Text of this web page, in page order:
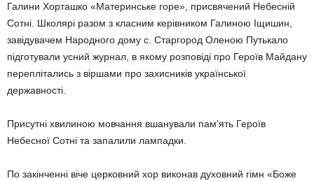
Галини Хорташко «Материнське горе», присвячений Небесній
Сотні. Школярі разом з класним керівником Галиною Іщишин,
завідувачем Народного дому с. Старгород Оленою Путькало
підготували усний журнал, в якому розповіді про Героїв Майдану
переплітались з віршами про захисників української
державності.
Присутні хвилиною мовчання вшанували пам’ять Героїв
Небесної Сотні та запалили лампадки.
По закінченні віче церковний хор виконав духовний гімн «Боже